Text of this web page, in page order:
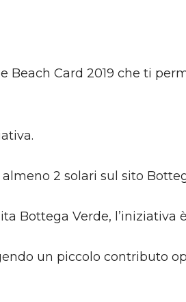
Beach Card 2019 che ti
2 solari sul sito
Bottega Verde, l’iniziativa
un piccolo contributo